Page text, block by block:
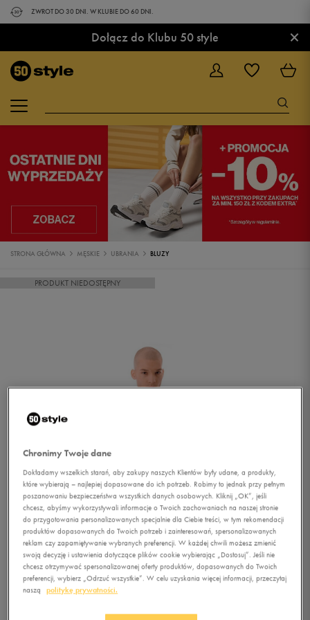
ZWROT DO 30 DNI. W KLUBIE DO 60 DNI.
Dołącz do Klubu 50 style ×
STRONA GŁÓWNA MĘSKIE UBRANIA BLUZY
PRODUKT NIEDOSTĘPNY
1/4
Chronimy Twoje dane
Dokładamy wszelkich starań, aby zakupy naszych Klientów były udane, a produkty,
które wybierają – najlepiej dopasowane do ich potrzeb. Robimy to jednak przy pełnym
poszanowaniu bezpieczeństwa wszystkich danych osobowych. Kliknij „OK”, jeśli
chcesz, abyśmy wykorzystywali informacje o Twoich zachowaniach na naszej stronie
do przygotowania personalizowanych specjalnie dla Ciebie treści, w tym rekomendacji
produktów dopasowanych do Twoich potrzeb i zainteresowań, spersonalizowanych
reklam czy zapamiętywanie wybranych preferencji. W każdej chwili możesz zmienić
swoją decyzję i ustawienia dotyczące plików cookie wybierając „Dostosuj”. Jeśli nie
chcesz otrzymywać spersonalizowanej oferty produktów, dopasowanych do Twoich
preferencji, wybierz „Odrzuć wszystkie”. W celu uzyskania więcej informacji, przeczytaj
naszą
politykę prywatności.